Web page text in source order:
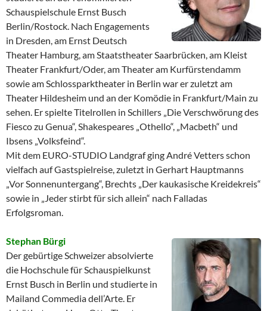
Schauspielschule Ernst Busch
Berlin/Rostock. Nach Engagements
in Dresden, am Ernst Deutsch
Theater Hamburg, am Staatstheater Saarbrücken, am Kleist
Theater Frankfurt/Oder, am Theater am Kurfürstendamm
sowie am Schlossparktheater in Berlin war er zuletzt am
Theater Hildesheim und an der Komödie in Frankfurt/Main zu
sehen. Er spielte Titelrollen in Schillers „Die Verschwörung des
Fiesco zu Genua“, Shakespeares „Othello“, „Macbeth“ und
Ibsens „Volksfeind“.
Mit dem EURO-STUDIO Landgraf ging André Vetters schon
vielfach auf Gastspielreise, zuletzt in Gerhart Hauptmanns
„Vor Sonnenuntergang“, Brechts „Der kaukasische Kreidekreis“
sowie in „Jeder stirbt für sich allein“ nach Falladas
Erfolgsroman.
Stephan Bürgi
Der gebürtige Schweizer absolvierte
die Hochschule für Schauspielkunst
Ernst Busch in Berlin und studierte in
Mailand Commedia dell’Arte. Er